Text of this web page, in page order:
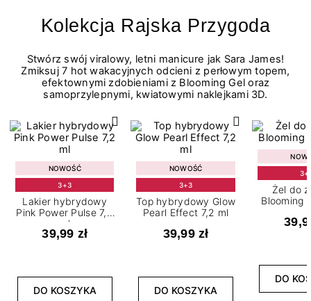
Kolekcja Rajska Przygoda
Stwórz swój viralowy, letni manicure jak Sara James!
Zmiksuj 7 hot wakacyjnych odcieni z perłowym topem,
efektownymi zdobieniami z Blooming Gel oraz
samoprzylepnymi, kwiatowymi naklejkami 3D.
NOWOŚĆ
3+3
Lakier hybrydowy
Pink Power Pulse 7,2
ml
39,99 zł
DO KOSZYKA
NOWOŚĆ
3+3
Top hybrydowy Glow
Pearl Effect 7,2 ml
39,99 zł
DO KOSZYKA
Żel do
Blooming
DO